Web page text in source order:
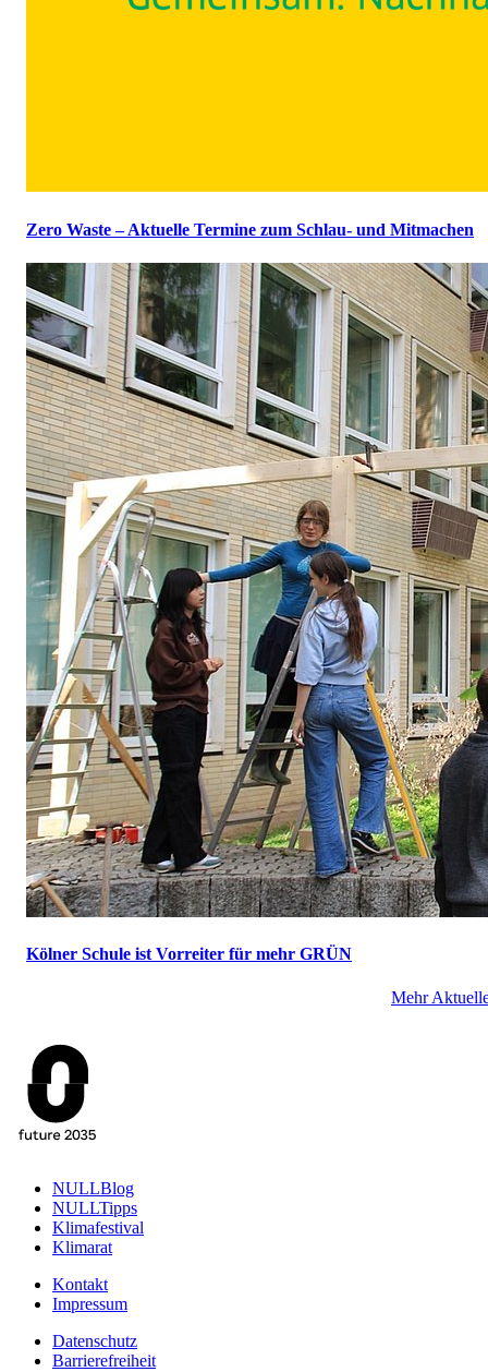
Zero Waste – Aktuelle Termine zum Schlau- und Mitmachen
Kölner Schule ist Vorreiter für mehr GRÜN
Mehr
NULLBlog
NULLTipps
Klimafestival
Klimarat
Kontakt
Impressum
Datenschutz
Barrierefreiheit